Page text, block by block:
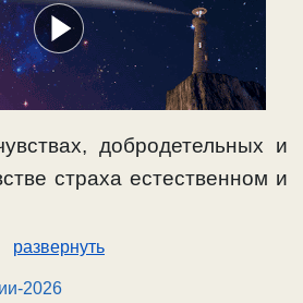
добродетельных и
страха естественном и
развернуть
2026